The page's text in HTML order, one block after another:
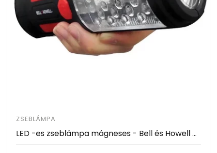
ZSEBLÁMPA
LED -es zseblámpa mágneses - Bell és Howell Torch Lite - 33 Led